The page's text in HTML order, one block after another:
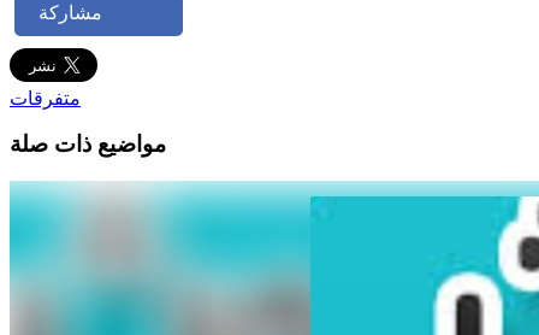
مشاركة
متفرقات
مواضيع ذات صلة